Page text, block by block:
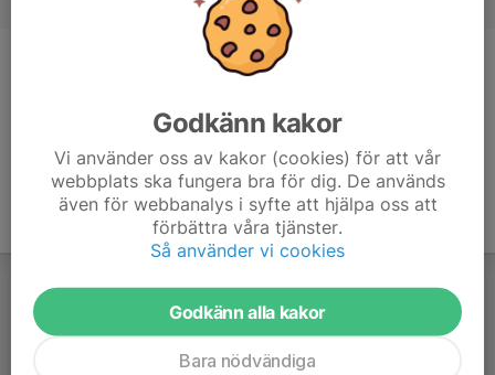
Godkänn kakor
Vi använder oss av kakor (cookies) för att vår
webbplats ska fungera bra för dig. De används
även för webbanalys i syfte att hjälpa oss att
förbättra våra tjänster.
Så använder vi cookies
Godkänn alla kakor
Bara nödvändiga